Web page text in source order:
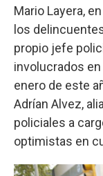
Mario Layera,
los
propio jefe
involucrados en
enero de este
Adrían Alvez,
policiales a
optimistas en